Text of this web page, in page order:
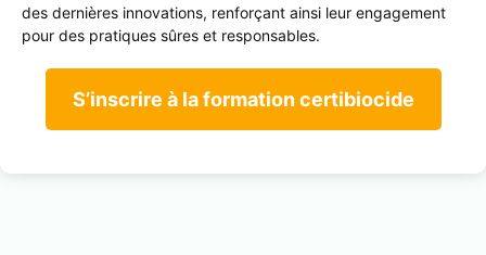
des dernières innovations, renforçant ainsi leur engagement
pour des pratiques sûres et responsables.
S’inscrire à la formation certibiocide